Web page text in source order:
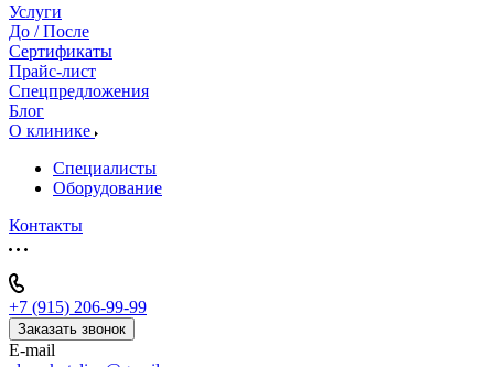
Услуги
До / После
Сертификаты
Прайс-лист
Спецпредложения
Блог
О клинике
Специалисты
Оборудование
Контакты
+7 (915) 206-99-99
Заказать звонок
E-mail